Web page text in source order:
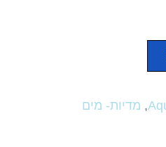
, מדיות- מים